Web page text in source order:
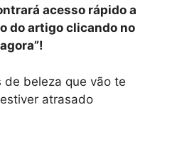
acesso rápido a
do artigo clicando no
de beleza que vão te
atrasado